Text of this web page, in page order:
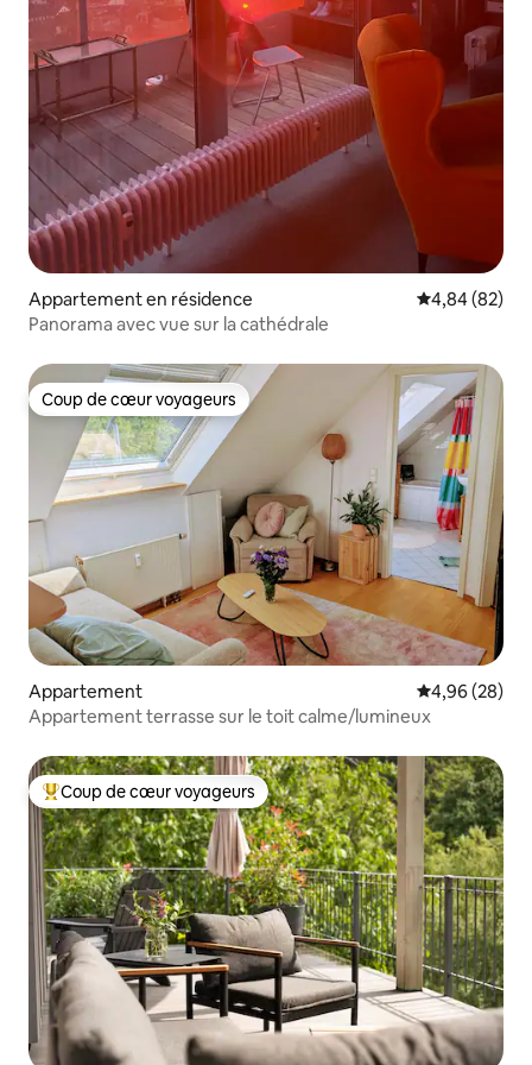
Appartement en résidence Évaluation
4,84 (82)
Panorama avec vue sur la cathédrale
Coup de cœur voyageurs
Coup de cœur voyageurs
Appartement Évaluation
4,96 (28)
Appartement terrasse sur le toit calme/lumineux
Coups de cœur voyageurs les plus appréciés
Coup de cœur voyageurs